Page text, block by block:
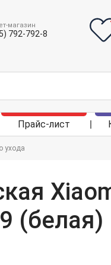
магазин
792-792-8
Прайс-лист
ухода
(белая)